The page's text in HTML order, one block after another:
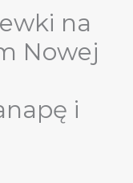
na
Nowej
i